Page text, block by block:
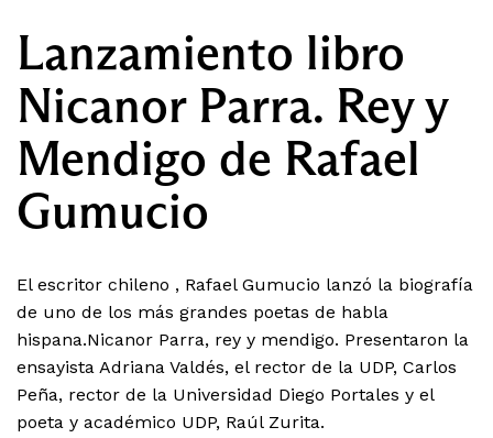
Lanzamiento libro
Nicanor Parra. Rey y
Mendigo de Rafael
Gumucio
El escritor chileno , Rafael Gumucio lanzó la biografía
de uno de los más grandes poetas de habla
hispana.Nicanor Parra, rey y mendigo. Presentaron la
ensayista Adriana Valdés, el rector de la UDP, Carlos
Peña, rector de la Universidad Diego Portales y el
poeta y académico UDP, Raúl Zurita.